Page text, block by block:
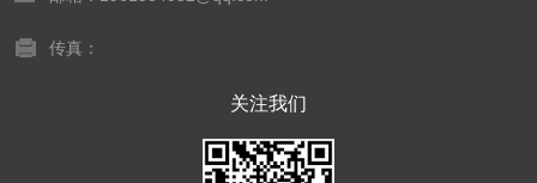
传真：
关注我们